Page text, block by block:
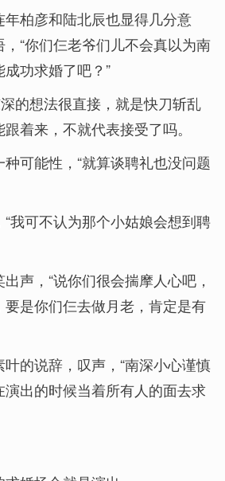
柏彦和陆北辰也显得几分意
“你们仨老爷们儿不会真以为南
功求婚了吧？”
的想法很直接，就是快刀斩乱
着来，不就代表接受了吗。
可能性，“就算谈聘礼也没问题
我可不认为那个小姑娘会想到聘
声，“说你们很会揣摩人心吧，
是你们仨去做月老，肯定是有
的说辞，叹声，“南深小心谨慎
出的时候当着所有人的面去求